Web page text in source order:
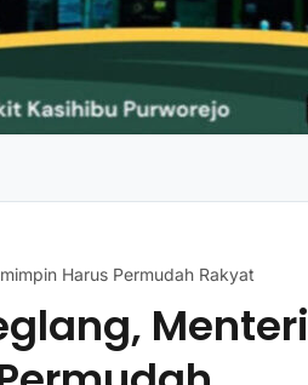
Harus Permudah Rakyat
Menteri